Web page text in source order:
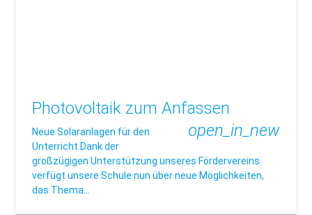
Photovoltaik zum Anfassen
open_in_new
Neue Solaranlagen für den
Unterricht Dank der
großzügigen Unterstützung unseres Fördervereins
verfügt unsere Schule nun über neue Möglichkeiten,
das Thema…